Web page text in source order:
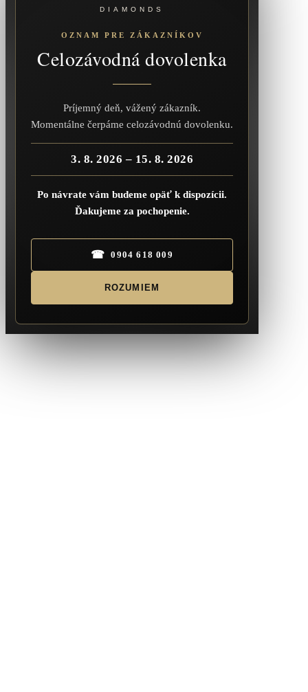
DIAMONDS
OZNAM PRE ZÁKAZNÍKOV
Celozávodná dovolenka
Príjemný deň, vážený zákazník.
Momentálne čerpáme celozávodnú dovolenku.
3. 8. 2026 – 15. 8. 2026
Po návrate vám budeme opäť k dispozícii.
Ďakujeme za pochopenie.
☎ 0904 618 009
ROZUMIEM